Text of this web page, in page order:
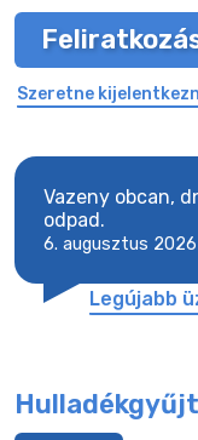
Szeretne
Vazeny obcan,
odpad.
6. augusztus 2026
Legújabb